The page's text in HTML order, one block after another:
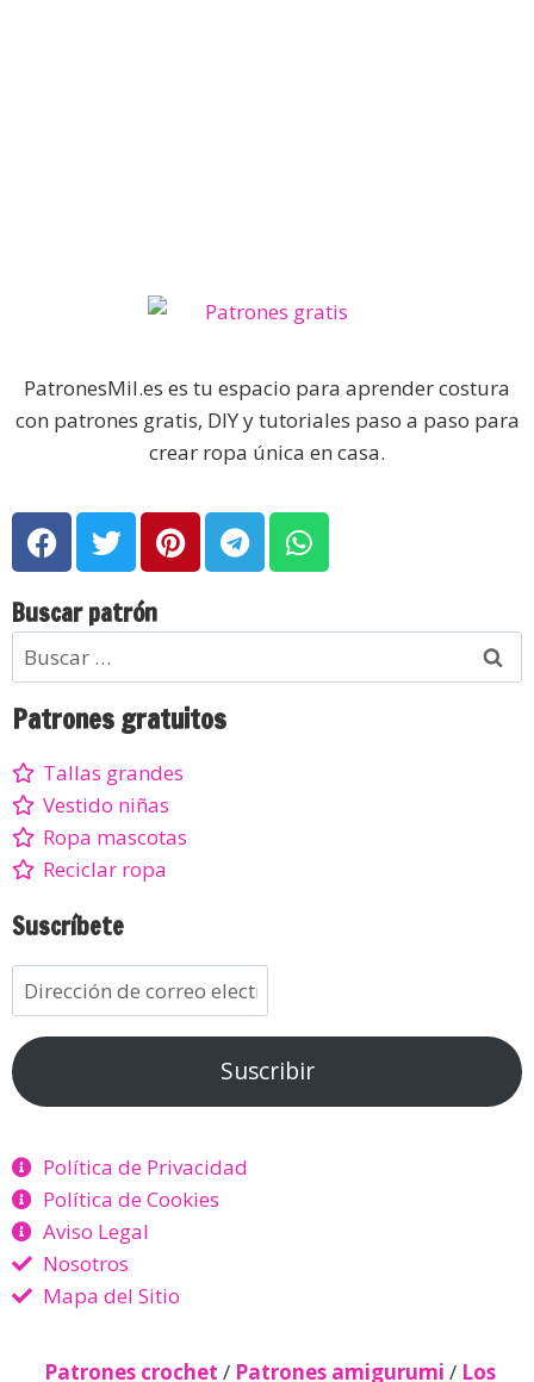
PatronesMil.es es tu espacio para aprender costura
con patrones gratis, DIY y tutoriales paso a paso para
crear ropa única en casa.
Buscar patrón
Patrones gratuitos
Tallas grandes
Vestido niñas
Ropa mascotas
Reciclar ropa
Suscríbete
Suscribir
Política de Privacidad
Política de Cookies
Aviso Legal
Nosotros
Mapa del Sitio
Patrones crochet / Patrones amigurumi / Los